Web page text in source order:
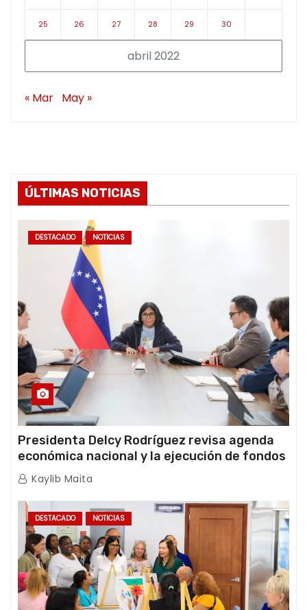
abril 2022
25 26 27 28 29 30
« Mar May »
ÚLTIMAS NOTICIAS
DESTACADO NOTICIAS
Presidenta Delcy Rodríguez revisa agenda
económica nacional y la ejecución de fondos
de emergencia post-sismos
Kaylib Maita
DESTACADO NOTICIAS